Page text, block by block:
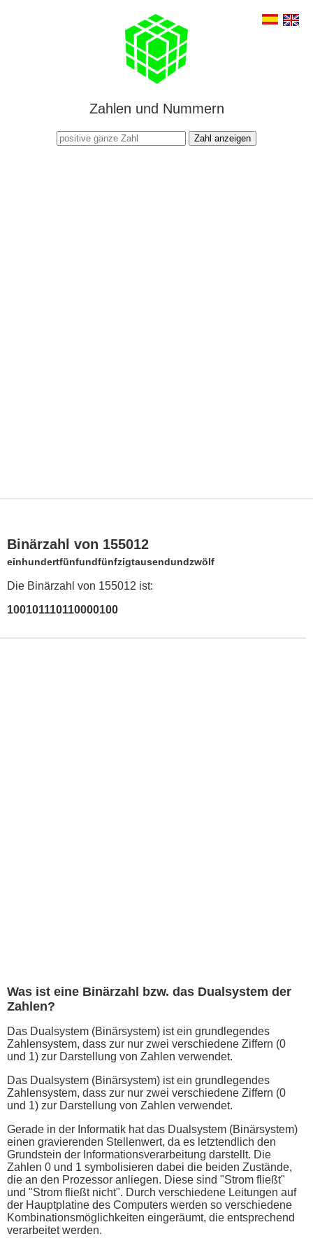
Zahlen und Nummern
Zahl anzeigen
Binärzahl von 155012
einhundertfünfundfünfzigtausendundzwölf
Die Binärzahl von 155012 ist:
100101110110000100
Was ist eine Binärzahl bzw. das Dualsystem der
Zahlen?
Das Dualsystem (Binärsystem) ist ein grundlegendes
Zahlensystem, dass zur nur zwei verschiedene Ziffern (0
und 1) zur Darstellung von Zahlen verwendet.
Das Dualsystem (Binärsystem) ist ein grundlegendes
Zahlensystem, dass zur nur zwei verschiedene Ziffern (0
und 1) zur Darstellung von Zahlen verwendet.
Gerade in der Informatik hat das Dualsystem (Binärsystem)
einen gravierenden Stellenwert, da es letztendlich den
Grundstein der Informationsverarbeitung darstellt. Die
Zahlen 0 und 1 symbolisieren dabei die beiden Zustände,
die an den Prozessor anliegen. Diese sind "Strom fließt"
und "Strom fließt nicht". Durch verschiedene Leitungen auf
der Hauptplatine des Computers werden so verschiedene
Kombinationsmöglichkeiten eingeräumt, die entsprechend
verarbeitet werden.